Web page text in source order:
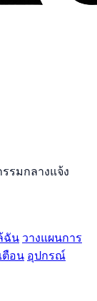
รมกลางแจ้ง
ฉัน วางแผนการ
ตือน อุปกรณ์